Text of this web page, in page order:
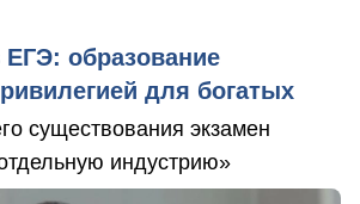
образование
для богатых
существования экзамен
индустрию»